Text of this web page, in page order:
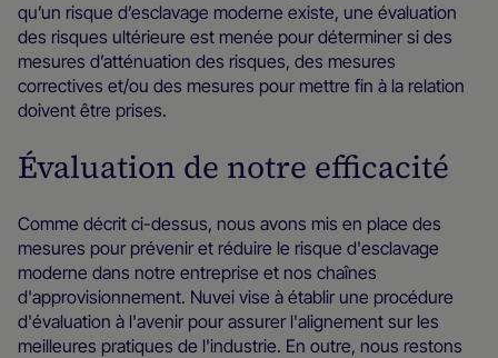
qu’un risque d’esclavage moderne existe, une évaluation
des risques ultérieure est menée pour déterminer si des
mesures d’atténuation des risques, des mesures
correctives et/ou des mesures pour mettre fin à la relation
doivent être prises.
Évaluation de notre efficacité
Comme décrit ci-dessus, nous avons mis en place des
mesures pour prévenir et réduire le risque d'esclavage
moderne dans notre entreprise et nos chaînes
d'approvisionnement. Nuvei vise à établir une procédure
d'évaluation à l'avenir pour assurer l'alignement sur les
meilleures pratiques de l'industrie. En outre, nous restons